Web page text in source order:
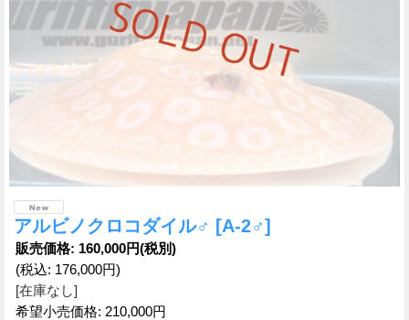
アルビノクロコダイル♂ [A-2♂]
販売価格: 160,000円(税別)
(税込: 176,000円)
[在庫なし]
希望小売価格: 210,000円